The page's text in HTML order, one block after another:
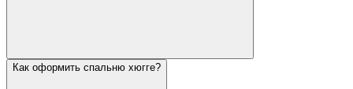
Как оформить спальню хюгге?